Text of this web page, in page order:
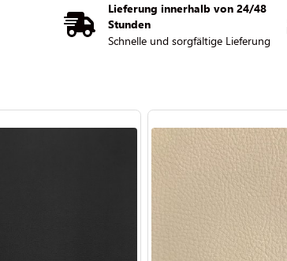
Lieferung innerhalb von 24/48
Stunden
Schnelle und sorgfältige Lieferung